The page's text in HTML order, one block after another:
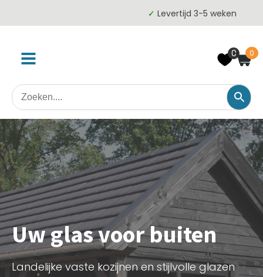
✓ Levertijd 3-5 weken
0 0
Uw glas voor buiten
Landelijke vaste kozijnen en stijlvolle glazen